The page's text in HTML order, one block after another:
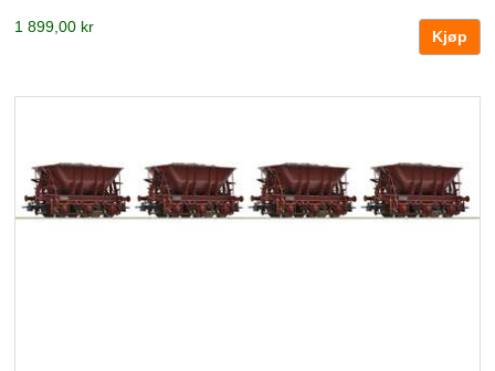
1 899,00 kr